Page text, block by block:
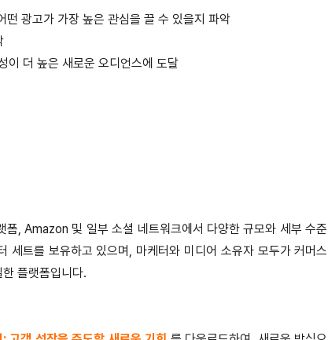
광고가 가장 높은 관심을 끌 수 있을지 파악
이 더 높은 새로운 오디언스에 도달
, Amazon 및 일부 소셜 네트워크에서 다양한 규모와 세부 수준
세트를 보유하고 있으며, 마케터와 미디어 소유자 모두가 커머스
플랫폼입니다.